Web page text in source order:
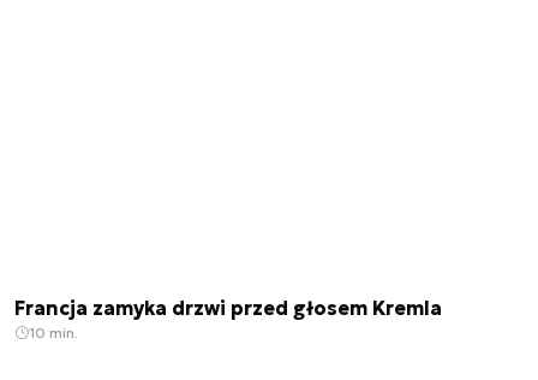
Francja zamyka drzwi przed głosem Kremla
10 min.